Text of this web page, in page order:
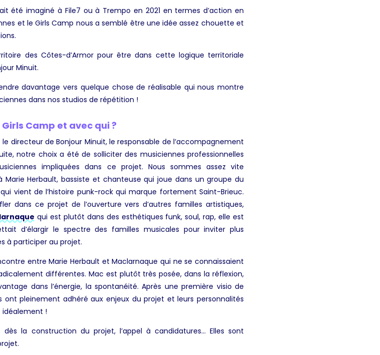
été imaginé à File7 ou à Trempo en 2021 en termes d’action en
et le Girls Camp nous a semblé être une idée assez chouette et
des Côtes-d’Armor pour être dans cette logique territoriale
Minuit.
davantage vers quelque chose de réalisable qui nous montre
dans nos studios de répétition !
Camp et avec qui ?
directeur de Bonjour Minuit, le responsable de l’accompagnement
notre choix a été de solliciter des musiciennes professionnelles
impliquées dans ce projet. Nous sommes assez vite
Marie Herbault, bassiste et chanteuse qui joue dans un groupe du
vient de l’histoire punk-rock qui marque fortement Saint-Brieuc.
dans ce projet de l’ouverture vers d’autres familles artistiques,
qui est plutôt dans des esthétiques funk, soul, rap, elle est
d’élargir le spectre des familles musicales pour inviter plus
à participer au projet.
entre Marie Herbault et Maclarnaque qui ne se connaissaient
différentes. Mac est plutôt très posée, dans la réflexion,
dans l’énergie, la spontanéité. Après une première visio de
pleinement adhéré aux enjeux du projet et leurs personnalités
idéalement !
la construction du projet, l’appel à candidatures… Elles sont